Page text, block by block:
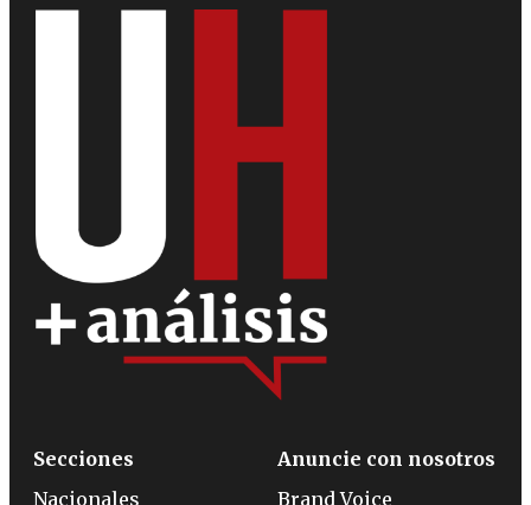
Secciones
Nacionales
Anuncie con nosotros
Brand Voice